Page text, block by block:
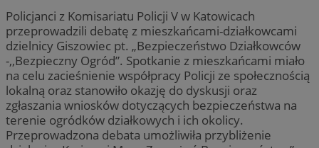
Policjanci z Komisariatu Policji V w Katowicach
przeprowadzili debatę z mieszkańcami-działkowcami
dzielnicy Giszowiec pt. „Bezpieczeństwo Działkowców
-,,Bezpieczny Ogród”. Spotkanie z mieszkańcami miało
na celu zacieśnienie współpracy Policji ze społecznością
lokalną oraz stanowiło okazję do dyskusji oraz
zgłaszania wniosków dotyczących bezpieczeństwa na
terenie ogródków działkowych i ich okolicy.
Przeprowadzona debata umożliwiła przybliżenie